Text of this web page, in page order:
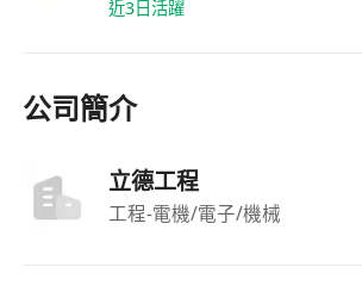
近3日活躍
公司簡介
立德工程
工程-電機/電子/機械